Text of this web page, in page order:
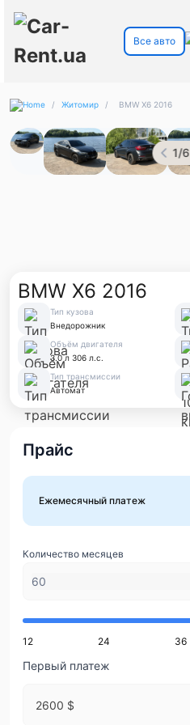
Все авто
/ Житомир / BMW X6 2016
1/6
BMW X6 2016
Тип кузова
Внедорожник
Объём двигателя
3.0 л 306 л.с.
Тип трансмиссии
Автомат
Прайс
Ежемесячный платеж
Количество месяцев
12 24 36
Первый платеж
2600 $